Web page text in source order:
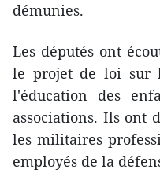
démunies.
​Les députés ont
le projet de loi sur
l'éducation des
associations. Ils ont
les militaires
employés de la